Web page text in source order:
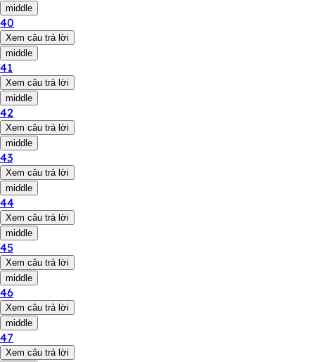
middle
40
Xem câu trả lời
middle
41
Xem câu trả lời
middle
42
Xem câu trả lời
middle
43
Xem câu trả lời
middle
44
Xem câu trả lời
middle
45
Xem câu trả lời
middle
46
Xem câu trả lời
middle
47
Xem câu trả lời